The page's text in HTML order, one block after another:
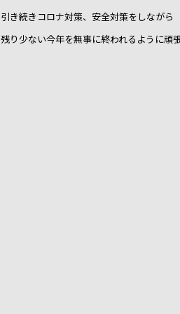
引き続きコロナ対策、安全対策をしながら
残り少ない今年を無事に終われるように頑